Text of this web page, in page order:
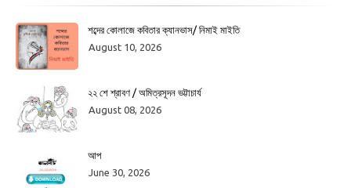
শব্দের কোলাজে কবিতার ক্যানভাস/ নিমাই মাইতি
August 10, 2026
২২ শে শ্রাবণ / অমিত্রসূদন ভট্টাচার্য
August 08, 2026
আপ
June 30, 2026